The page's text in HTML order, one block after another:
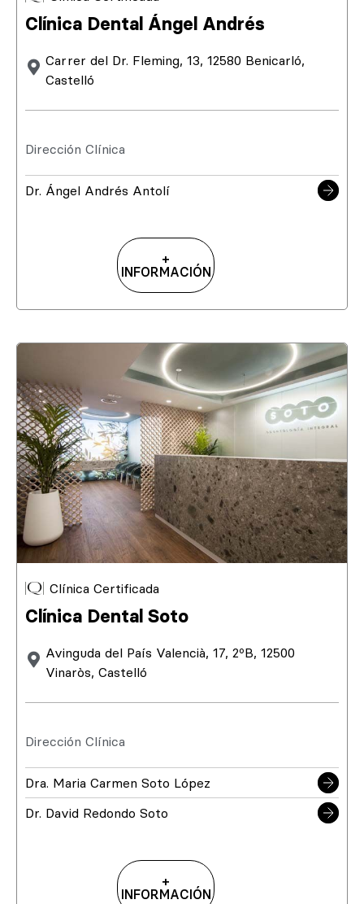
Clínica Dental Ángel Andrés
Carrer del Dr. Fleming, 13, 12580 Benicarló,
Castelló
Dirección Clínica
Dr. Ángel Andrés Antolí
+
INFORMACIÓN
Clínica Certificada
Clínica Dental Soto
Avinguda del País Valencià, 17, 2ºB, 12500
Vinaròs, Castelló
Dirección Clínica
Dra. Maria Carmen Soto López
Dr. David Redondo Soto
+
INFORMACIÓN